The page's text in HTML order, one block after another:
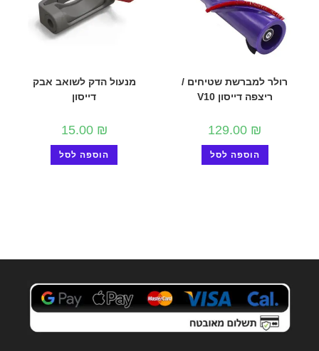
רולר למברשת שטיחים /
ריצפה דייסון V10
129.00 ₪
הוספה לסל
מנעול הדק לשואב אבק
דייסון
15.00 ₪
הוספה לסל